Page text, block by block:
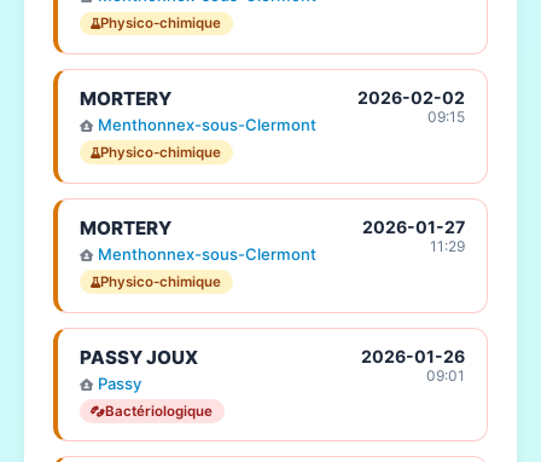
Physico-chimique
MORTERY
Menthonnex-sous-Clermont
Physico-chimique
2026-02-02
09:15
MORTERY
Menthonnex-sous-Clermont
Physico-chimique
2026-01-27
11:29
PASSY JOUX
Passy
Bactériologique
2026-01-26
09:01